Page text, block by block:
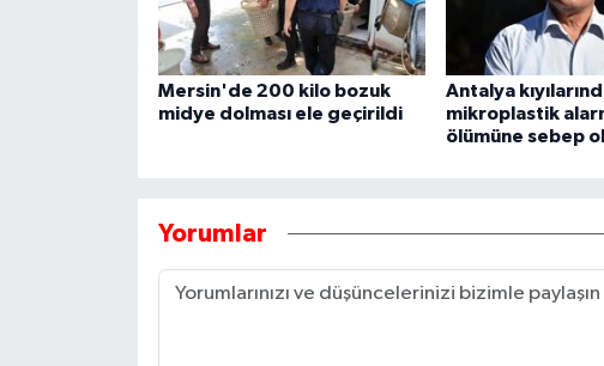
Mersin'de 200 kilo bozuk
midye dolması ele geçirildi
Antalya
mikroplastik
ölümüne sebep
Yorumlar